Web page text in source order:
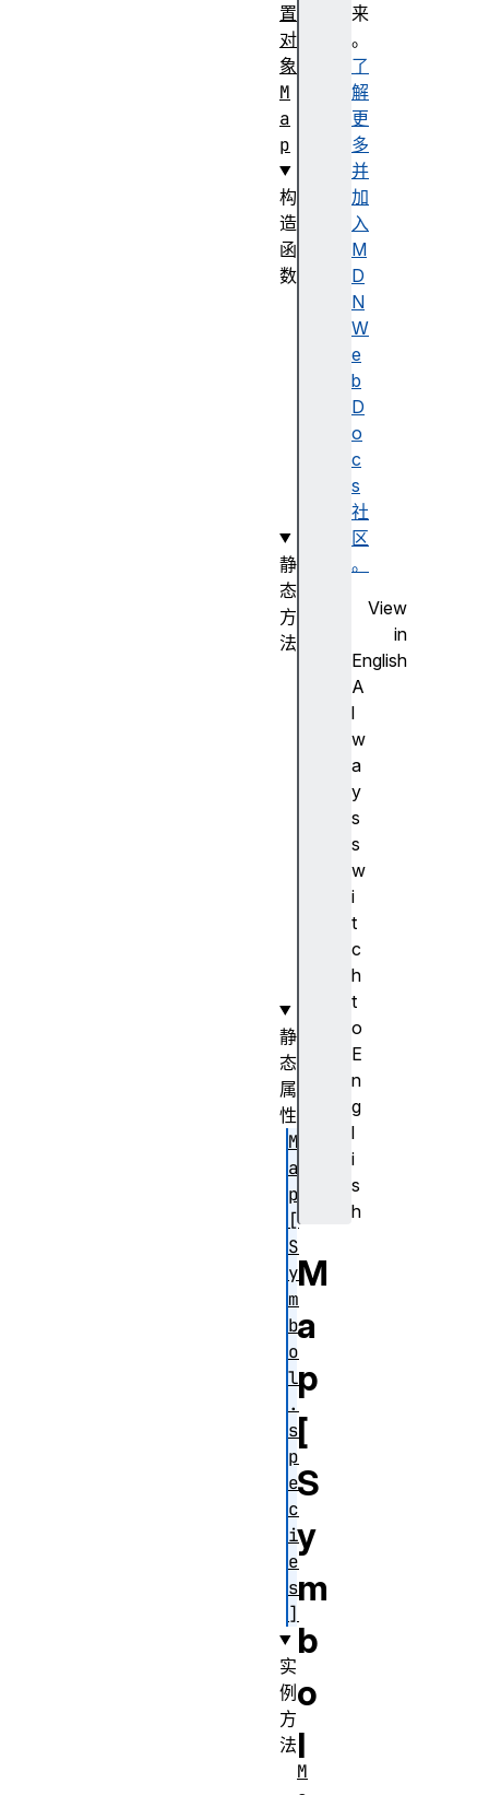
来
。
了
解
更
多
并
加
入
M
D
N
W
e
b
D
o
c
s
社
区
。
View
in
English
A
l
w
a
y
s
s
w
i
t
c
h
t
o
E
n
g
l
i
s
h
M
a
p
[
S
y
m
b
o
l
置
对
象
M
a
p
构
造
函
数
静
态
方
法
静
态
属
性
M
a
p
[
S
y
m
b
o
l
.
s
p
e
c
i
e
s
]
实
例
方
法
M